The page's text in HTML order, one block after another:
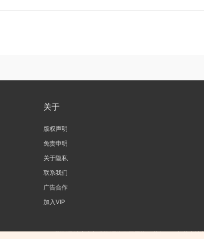
关于
版权声明
免责申明
关于隐私
联系我们
广告合作
加入VIP
©2019-2020 愁资源 站内大部分资源收集于网络，若侵犯了您的合法